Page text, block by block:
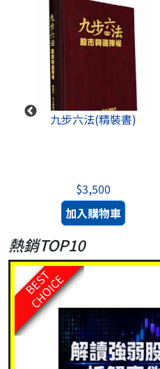
熱銷TOP10
BEST
CHOICE
九步六法(精裝書)
$3,500
加入購物車